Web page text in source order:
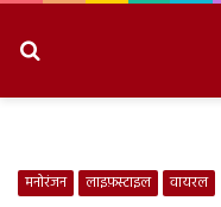
मनोरंजन लाइफ़स्टाइल वायरल